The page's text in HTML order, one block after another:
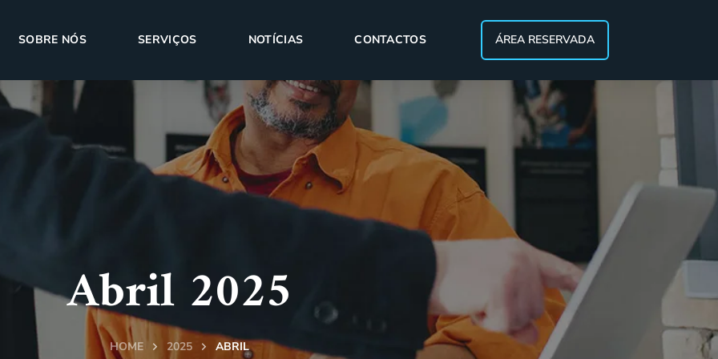
SOBRE NÓS SERVIÇOS NOTÍCIAS CONTACTOS ÁREA RESERVADA
Abril 2025
HOME 2025 ABRIL